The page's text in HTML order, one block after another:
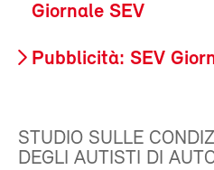
Giornale SEV
Pubblicità: SEV
STUDIO SULLE
DEGLI AUTISTI DI